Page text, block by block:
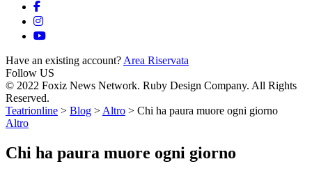
Have an existing account? Area Riservata
Follow US
© 2022 Foxiz News Network. Ruby Design Company. All Rights
Reserved.
Teatrionline > Blog > Altro > Chi ha paura muore ogni giorno
Altro
Chi ha paura muore ogni giorno